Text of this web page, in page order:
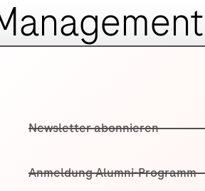
Newsletter abonnieren
Anmeldung Alumni-Programm